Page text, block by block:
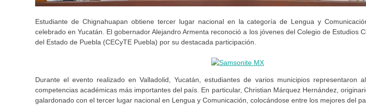
Estudiante de Chignahuapan obtiene tercer lugar nacional en la categoría de Lengua y
celebrado en Yucatán. El gobernador Alejandro Armenta reconoció a los jóvenes del Colegio de Estudios
del Estado de Puebla (CECyTE Puebla) por su destacada participación.
Durante el evento realizado en Valladolid, Yucatán, estudiantes de varios municipios representaron
competencias académicas más importantes del país. En particular, Christian Márquez Hernández,
galardonado con el tercer lugar nacional en Lengua y Comunicación, colocándose entre los mejores del